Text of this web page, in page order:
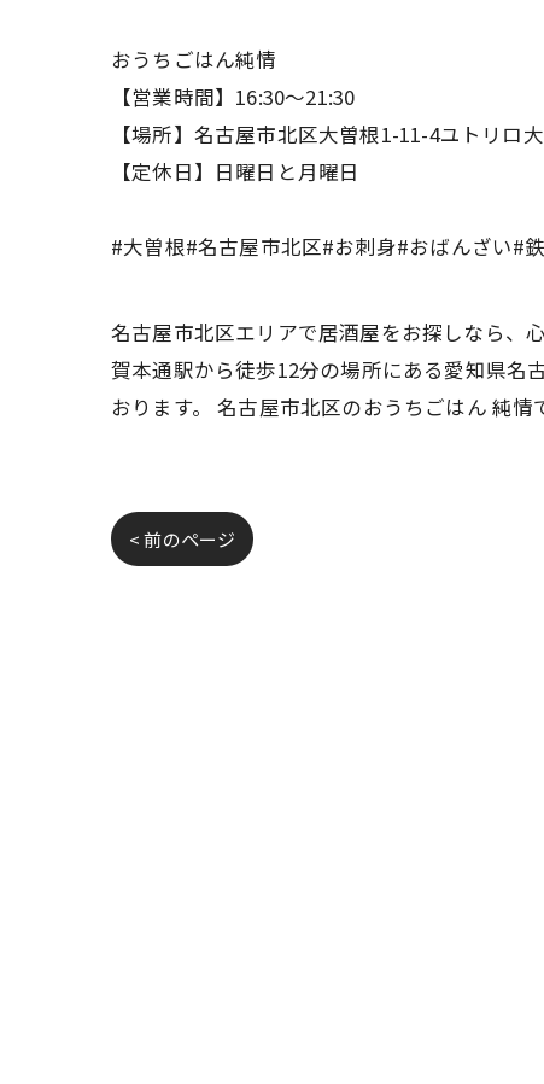
おうちごはん純情
【営業時間】16:30〜21:30
【場所】名古屋市北区大曽根1-11-4ユトリロ
【定休日】日曜日と月曜日
#大曽根#名古屋市北区#お刺身#おばんざい#
名古屋市北区エリアで居酒屋をお探しなら、
賀本通駅から徒歩12分の場所にある愛知県名
おります。 名古屋市北区のおうちごはん 純
< 前のページ